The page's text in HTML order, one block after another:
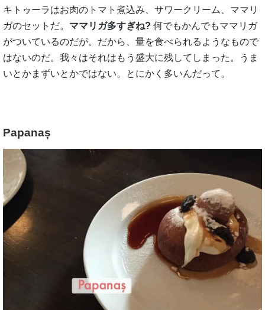
キトゥーラはお肉のトマト煮込み、サワークリーム、ママリ
ガのセットだ。 ママリガ多すぎね? 何でもかんでもママリガ
がついているのだが。だから、量を食べられるようなもので
はないのだ。我々はそれはもう盛大に残してしまった。うま
いとかまずいとかではない。とにかく多いんだって。
Papanaș